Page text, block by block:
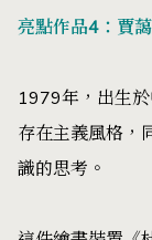
亮點作品4：賈
1979年，出生
存在主義風格，
識的思考。